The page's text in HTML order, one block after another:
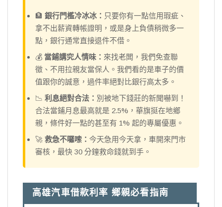
🏦 銀行門檻冷冰冰： 只要你有一點信用瑕疵、
拿不出薪資轉帳證明，或是身上負債稍微多一
點，銀行通常直接退件不借。
💰 當鋪講究人情味： 來找老闆，我們免查聯
徵、不用拉親友當保人。我們看的是車子的價
值跟你的誠意，過件率絕對比銀行高太多。
📉 利息絕對合法： 別被地下錢莊的新聞嚇到！
合法當鋪月息最高就是 2.5%，華旗挺在地鄉
親，條件好一點的甚至有 1% 起的專屬優惠。
🚀 救急不囉嗦： 今天急用今天拿，車開來門市
審核，最快 30 分鐘救命錢就到手。
高雄汽車借款利率 鄉親必看指南